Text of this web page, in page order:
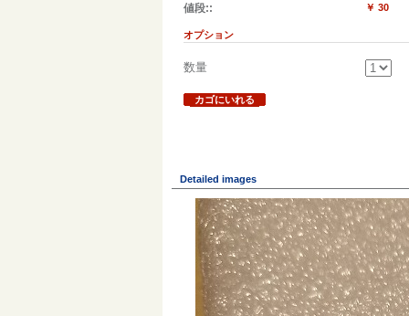
値段:: ￥ 30
オプション
数量
カゴにいれる
Detailed images